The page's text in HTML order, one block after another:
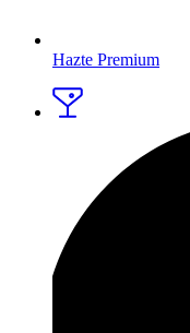
Hazte Premium